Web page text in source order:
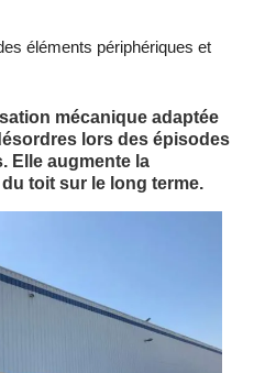
éléments périphériques et
mécanique adaptée
lors des épisodes
Elle augmente la
toit sur le long terme.